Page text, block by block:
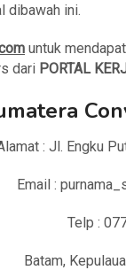
dibawah ini.
untuk
dari PORTAL
: Jl. Engku
Email :
Telp :
Batam,